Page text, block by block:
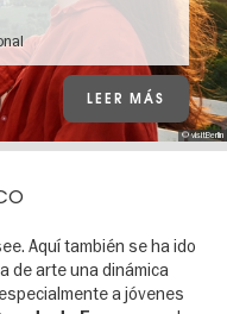
© visitBerlin
LEER MÁS
Aquí también se ha ido
de arte una dinámica
a jóvenes